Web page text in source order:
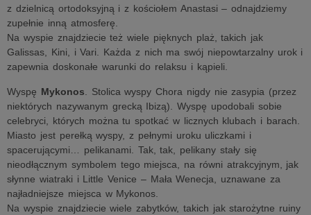
z dzielnicą ortodoksyjną i z kościołem Anastasi – odnajdziemy
zupełnie inną atmosferę.
Na wyspie znajdziecie też wiele pięknych plaż, takich jak
Galissas, Kini, i Vari. Każda z nich ma swój niepowtarzalny urok i
zapewnia doskonałe warunki do relaksu i kąpieli.
Wyspę Mykonos . Stolica wyspy Chora nigdy nie zasypia (przez
niektórych nazywanym grecką Ibizą). Wyspę upodobali sobie
celebryci, których można tu spotkać w licznych klubach i barach.
Miasto jest perełką wyspy, z pełnymi uroku uliczkami i
spacerującymi… pelikanami. Tak, tak, pelikany stały się
nieodłącznym symbolem tego miejsca, na równi atrakcyjnym, jak
słynne wiatraki i Little Venice – Mała Wenecja, uznawane za
najładniejsze miejsca w Mykonos.
Na wyspie znajdziecie wiele zabytków, takich jak starożytne ruiny